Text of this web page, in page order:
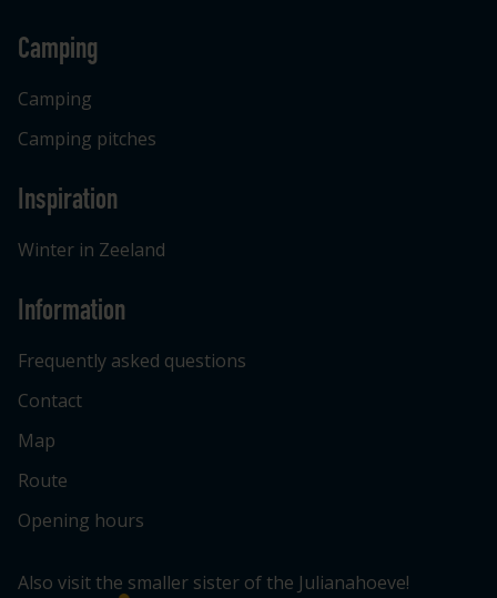
Camping
Camping
Camping pitches
Inspiration
Winter in Zeeland
Information
Frequently asked questions
Contact
Map
Route
Opening hours
Also visit the smaller sister of the Julianahoeve!